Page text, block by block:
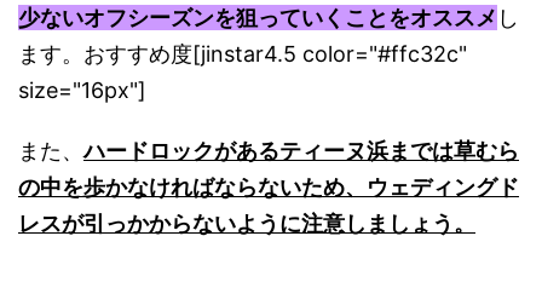
少ないオフシーズンを狙っていくことをオススメ し
ます。おすすめ度[jinstar4.5 color="#ffc32c"
size="16px"]
また、ハードロックがあるティーヌ浜までは草むら
の中を歩かなければならないため、 ウェディングド
レスが引っかからないように注意しましょう。